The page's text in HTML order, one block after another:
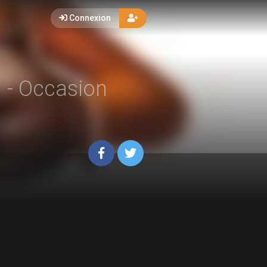
Connexion
- Occasion